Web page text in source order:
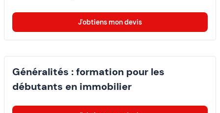
J'obtiens mon devis
Généralités : formation pour les
débutants en immobilier